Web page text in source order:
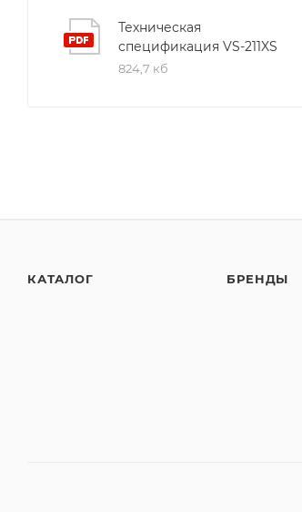
Техническая
спецификация VS-211XS
824,7 кб
КАТАЛОГ БРЕНДЫ